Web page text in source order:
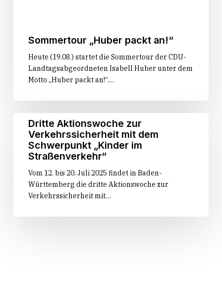
Sommertour „Huber packt an!“
Heute (19.08.) startet die Sommertour der CDU-
Landtagsabgeordneten Isabell Huber unter dem
Motto „Huber packt an!“.…
Dritte
Aktionswoche
Verkehrssicherheit
Schwerpunkt
„Kinder
Dritte Aktionswoche zur
Verkehrssicherheit mit dem
Schwerpunkt „Kinder im
Straßenverkehr“
Vom 12. bis 20. Juli 2025 findet in Baden-
Württemberg die dritte Aktionswoche zur
Verkehrssicherheit mit…